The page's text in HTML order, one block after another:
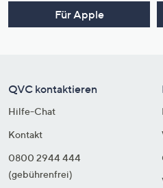
Für Apple
QVC kontaktieren
Hilfe-Chat
Kontakt
0800 2944 444
(gebührenfrei)